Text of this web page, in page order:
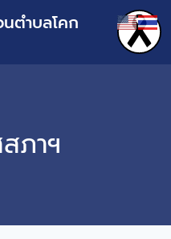
ตำบลโคก
ภาฯ